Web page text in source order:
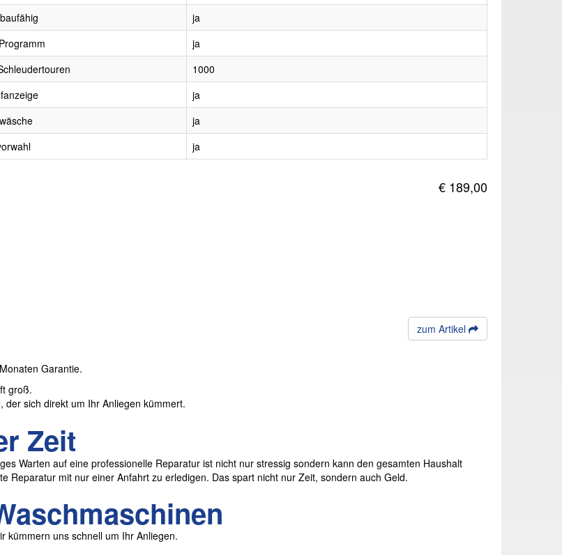
ja
ja
1000
ja
ja
ja
€ 189,00
zum Artikel
Garantie.
groß.
sich direkt um Ihr Anliegen kümmert.
Zeit
Warten auf eine professionelle Reparatur ist nicht nur stressig sondern kann den gesamten Haushalt
Reparatur mit nur einer Anfahrt zu erledigen. Das spart nicht nur Zeit, sondern auch Geld.
kümmern uns schnell um Ihr Anliegen.